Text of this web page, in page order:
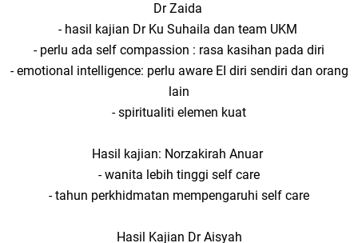
Dr Zaida
- hasil kajian Dr Ku Suhaila dan team UKM
- perlu ada self compassion : rasa kasihan pada diri
- emotional intelligence: perlu aware EI diri sendiri dan orang
lain
- spiritualiti elemen kuat
Hasil kajian: Norzakirah Anuar
- wanita lebih tinggi self care
- tahun perkhidmatan mempengaruhi self care
Hasil Kajian Dr Aisyah